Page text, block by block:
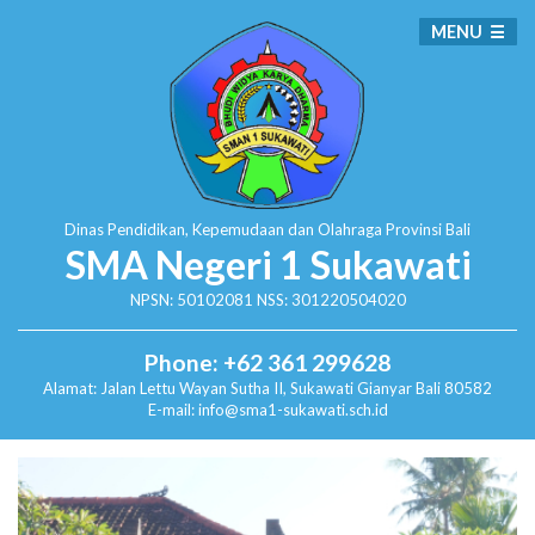
Dinas Pendidikan, Kepemudaan dan Olahraga Provinsi Bali
SMA Negeri 1 Sukawati
NPSN: 50102081 NSS: 301220504020
Phone: +62 361 299628
Alamat: Jalan Lettu Wayan Sutha II, SukawatiGianyar Bali 80582
E-mail: info@sma1-sukawati.sch.id
MENU